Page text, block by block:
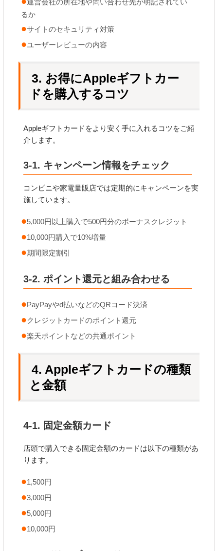
るか
サイトのセキュリティ対策
ユーザーレビューの内容
3. お得にAppleギフトカー
ドを購入するコツ
Appleギフトカードをより安く手に入れるコツをご紹
介します。
3-1. キャンペーン情報をチェック
コンビニや家電量販店では定期的にキャンペーンを実
施しています。
5,000円以上購入で500円分のボーナスクレジット
10,000円購入で10%増量
期間限定割引
3-2. ポイント還元と組み合わせる
PayPayやd払いなどのQRコード決済
クレジットカードのポイント還元
楽天ポイントなどの共通ポイント
4. Appleギフトカードの種類
と金額
4-1. 固定金額カード
店頭で購入できる固定金額のカードは以下の種類があ
ります。
1,500円
3,000円
5,000円
10,000円